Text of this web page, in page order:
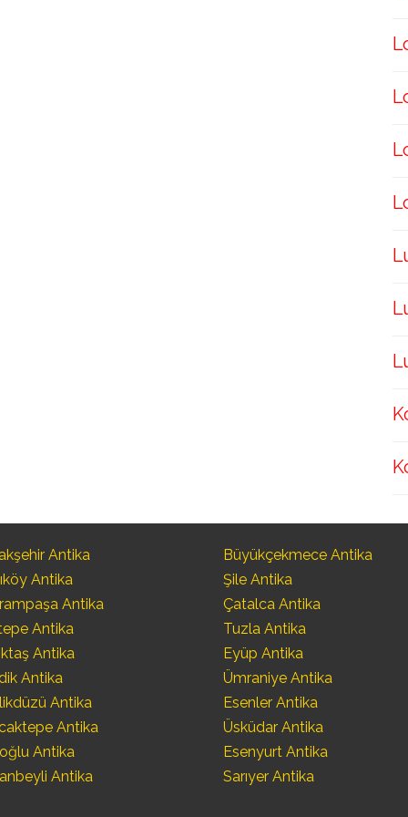
Antika
Antika
Antika
Antika
Antika
Antika
Antika
Antika
Antika
Antika
Büyükçekmece Antika
Şile Antika
Çatalca Antika
Tuzla Antika
Eyüp Antika
Ümraniye Antika
Esenler Antika
Üsküdar Antika
Esenyurt Antika
Sarıyer Antika